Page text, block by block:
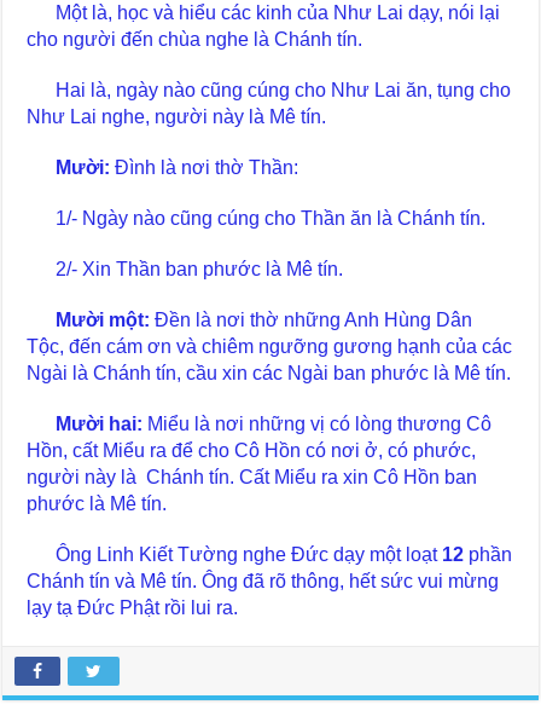
Một là, học và hiểu các kinh của Như Lai dạy, nói lại
cho người đến chùa nghe là Chánh tín.
Hai là, ngày nào cũng cúng cho Như Lai ăn, tụng cho
Như Lai nghe, người này là Mê tín.
Mười: Đình là nơi thờ Thần:
1/- Ngày nào cũng cúng cho Thần ăn là Chánh tín.
2/- Xin Thần ban phước là Mê tín.
Mười một: Đền là nơi thờ những Anh Hùng Dân
Tộc, đến cám ơn và chiêm ngưỡng gương hạnh của các
Ngài là Chánh tín, cầu xin các Ngài ban phước là Mê tín.
Mười hai: Miểu là nơi những vị có lòng thương Cô
Hồn, cất Miểu ra để cho Cô Hồn có nơi ở, có phước,
người này là Chánh tín. Cất Miểu ra xin Cô Hồn ban
phước là Mê tín.
Ông Linh Kiết Tường nghe Đức dạy một loạt 12 phần
Chánh tín và Mê tín. Ông đã rõ thông, hết sức vui mừng
lạy tạ Đức Phật rồi lui ra.